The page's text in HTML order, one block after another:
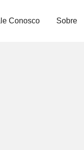
Conosco Sobre